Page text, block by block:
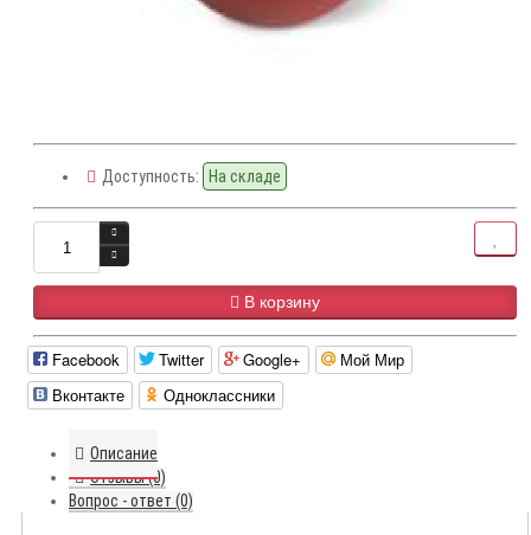
Доступность: На складе
В корзину
Facebook Twitter Google+
Мой Мир
Вконтакте
Одноклассники
Описание
Отзывы (0)
Вопрос - ответ (0)